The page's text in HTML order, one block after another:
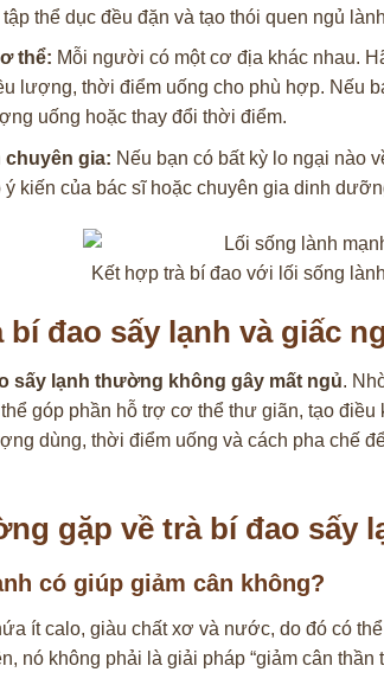
thể dục đều đặn và tạo thói quen ngủ
thể: Mỗi người có một cơ địa khác nhau.
lượng, thời điểm uống cho phù hợp. Nếu
uống hoặc thay đổi thời điểm.
chuyên gia: Nếu bạn có bất kỳ lo ngại nào
ý kiến của bác sĩ hoặc chuyên gia dinh
Kết hợp trà bí đao với lối sống
bí đao sấy lạnh và giấc
sấy lạnh thường không gây mất ngủ.
góp phần hỗ trợ cơ thể thư giãn, tạo
dùng, thời điểm uống và cách pha chế
gặp về trà bí đao sấy
có giúp giảm cân không?
ít calo, giàu chất xơ và nước, do đó có thể
nó không phải là giải pháp “giảm cân